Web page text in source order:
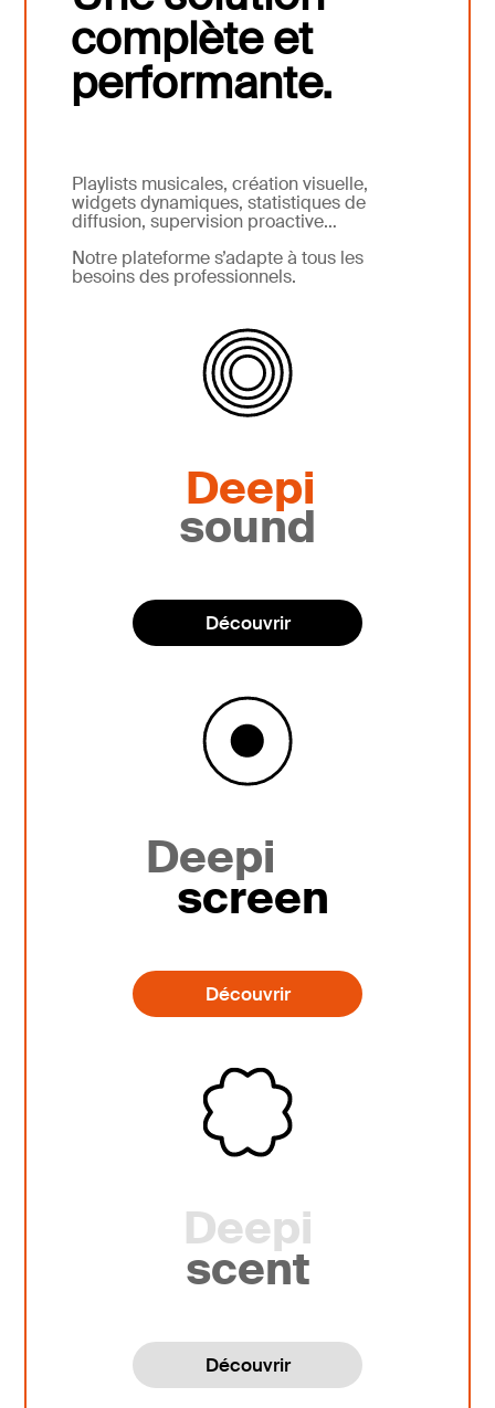
complète et
performante.
Playlists musicales, création visuelle,
widgets dynamiques, statistiques de
diffusion, supervision proactive…
Notre plateforme s’adapte à tous les
besoins des professionnels.
Deepi
sound
Découvrir
Deepi
screen
Découvrir
Deepi
scent
Découvrir